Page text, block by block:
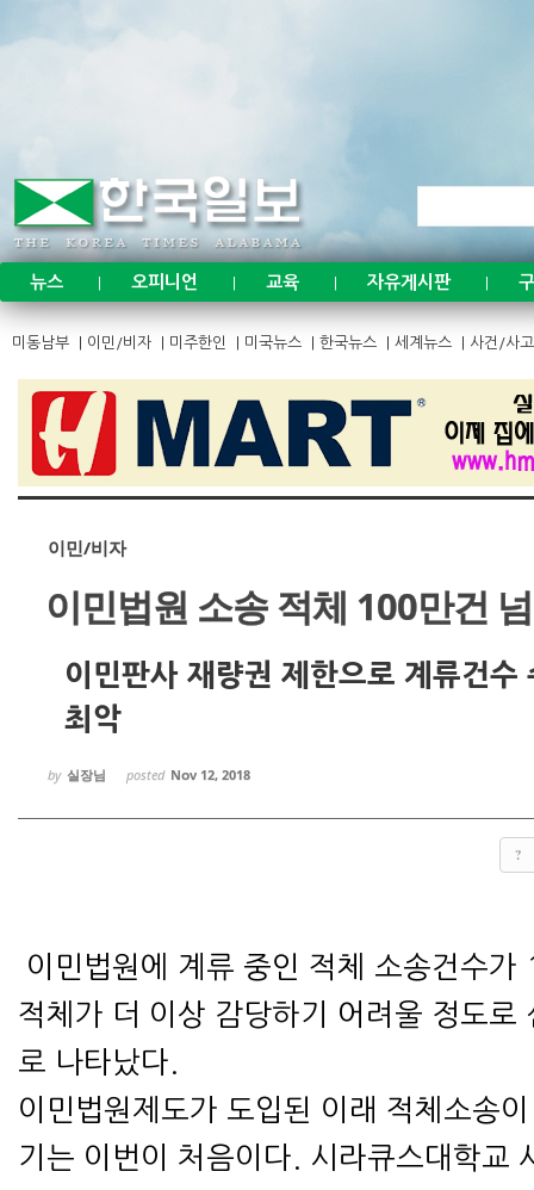
뉴스 오피니언 교육 자유게시판
미동남부 이민/비자 미주한인 미국뉴스 한국뉴스 세계뉴스 사건/사고
이민/비자
이민법원 소송 적체 100만건
이민판사 재량권 제한으로 계류건수
최악
by 실장님 posted Nov 12, 2018
?
이민법원에 계류 중인 적체 소송건수가
적체가 더 이상 감당하기 어려울 정도로
로 나타났다.
이민법원제도가 도입된 이래 적체소송
기는 이번이 처음이다. 시라큐스대학교
스케치북5
스케치북5
스케치북5
스케치북5